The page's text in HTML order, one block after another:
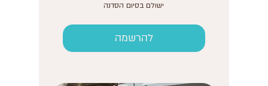
ישולם בסיום הסדנה
להרשמה